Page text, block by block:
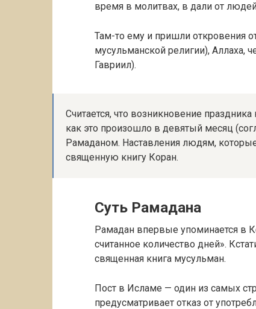
время в молитвах, в дали от
Там-то ему и пришли откровения
мусульманской религии), Аллаха,
Гавриил).
Считается, что возникновение
как это произошло в девятый месяц
Рамаданом. Наставления людям,
священную книгу Коран.
Суть Рамадана
Рамадан впервые упоминается в
считанное количество дней».
священная книга мусульман.
Пост в Исламе — один из самых
предусматривает отказ от